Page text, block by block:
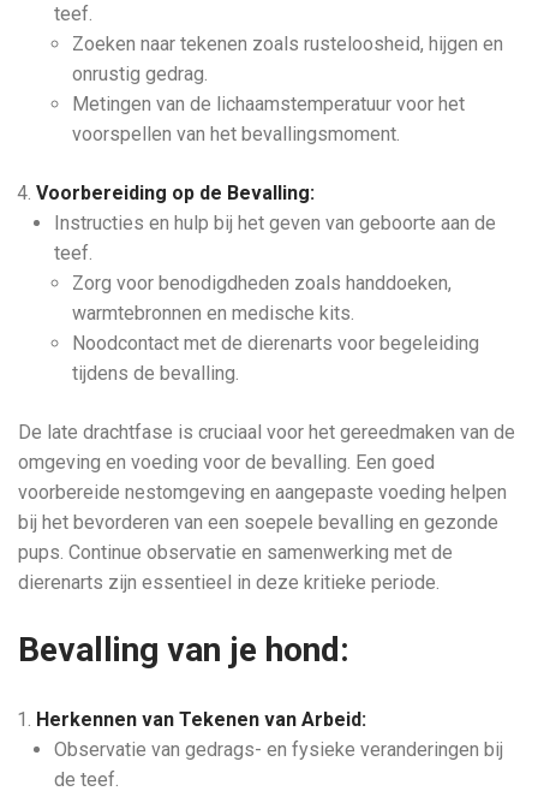
teef.
Zoeken naar tekenen zoals rusteloosheid, hijgen en
onrustig gedrag.
Metingen van de lichaamstemperatuur voor het
voorspellen van het bevallingsmoment.
Voorbereiding op de Bevalling:
Instructies en hulp bij het geven van geboorte aan de
teef.
Zorg voor benodigdheden zoals handdoeken,
warmtebronnen en medische kits.
Noodcontact met de dierenarts voor begeleiding
tijdens de bevalling.
De late drachtfase is cruciaal voor het gereedmaken van de
omgeving en voeding voor de bevalling. Een goed
voorbereide nestomgeving en aangepaste voeding helpen
bij het bevorderen van een soepele bevalling en gezonde
pups. Continue observatie en samenwerking met de
dierenarts zijn essentieel in deze kritieke periode.
Bevalling van je hond:
Herkennen van Tekenen van Arbeid:
Observatie van gedrags- en fysieke veranderingen bij
de teef.